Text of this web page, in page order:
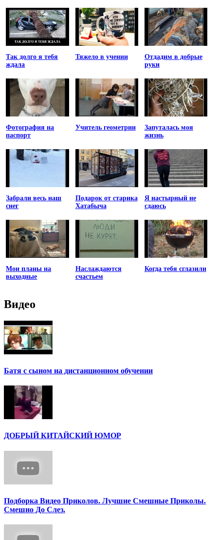
Так долго я тебя
ждала
Тяжело в учении
Отдадим в добрые
руки
Фотография на
паспорт
Учитель геометрии
Запуталась моя
жизнь
Забрали весь наш
снег
Подарок от старика
Хатабыча
Я настырный не
сдаюсь
Мои планы на
выходные
Наслаждаются
счастьем
Когда тебя сглазили
Видео
Батя с сыном на дистанционном обучении
ДОБРЫЙ КИТАЙСКИЙ ЮМОР
Подборка Видео Приколов. Лучшие Смешные Приколы.
Смешно До Слез.